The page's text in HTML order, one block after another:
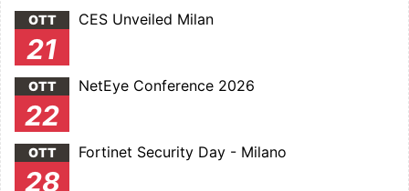
OTT
21
CES Unveiled Milan
OTT
22
NetEye Conference 2026
OTT
28
Fortinet Security Day - Milano